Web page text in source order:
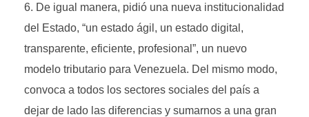
De igual manera, pidió una nueva institucionalidad
del Estado, “un estado ágil, un estado digital,
transparente, eficiente, profesional”, un nuevo
modelo tributario para Venezuela. Del mismo modo,
convoca a todos los sectores sociales del país a
dejar de lado las diferencias y sumarnos a una gran